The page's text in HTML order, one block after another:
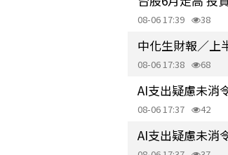
08-06 17:39 38
中化生財報／上
08-06 17:38 68
AI支出疑慮未
08-06 17:37 42
AI支出疑慮未